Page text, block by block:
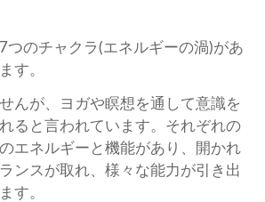
つのチャクラ(エネルギーの渦)があ
す。
んが、ヨガや瞑想を通して意識を
ると言われています。それぞれの
エネルギーと機能があり、開かれ
ンスが取れ、様々な能力が引き出
す。